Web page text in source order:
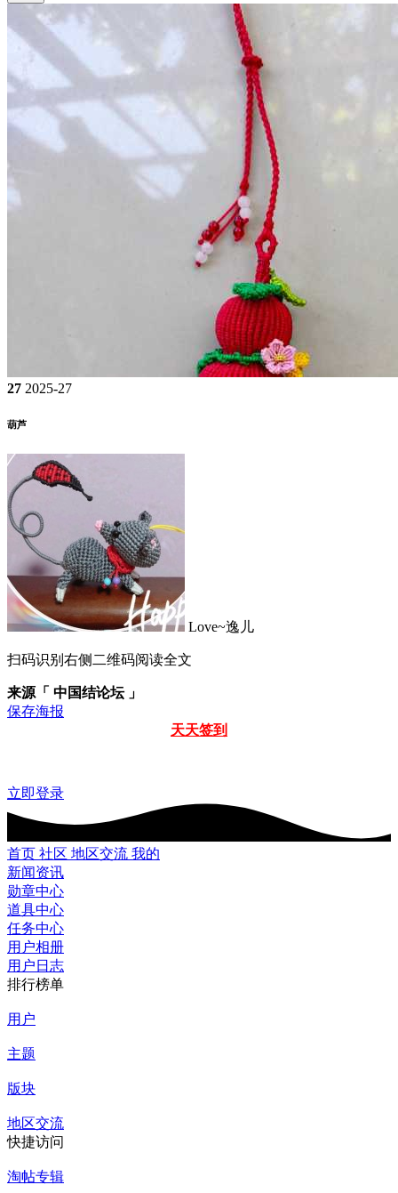
27 2025-27
葫芦
Love~逸儿
扫码识别右侧二维码阅读全文
来源「 中国结论坛 」
保存海报
天天签到
立即登录
首页 社区 地区交流 我的
新闻资讯
勋章中心
道具中心
任务中心
用户相册
用户日志
排行榜单
用户
主题
版块
地区交流
快捷访问
淘帖专辑